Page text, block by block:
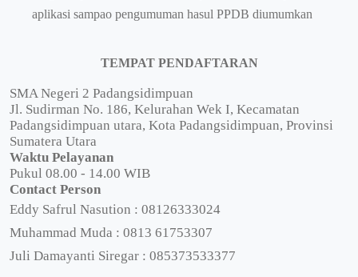
aplikasi sampao pengumuman hasul PPDB diumumkan
TEMPAT PENDAFTARAN
SMA Negeri 2 Padangsidimpuan
Jl. Sudirman No. 186, Kelurahan Wek I, Kecamatan
Padangsidimpuan utara, Kota Padangsidimpuan, Provinsi
Sumatera Utara
Waktu Pelayanan
Pukul 08.00 - 14.00 WIB
Contact Person
Eddy Safrul Nasution : 08126333024
Muhammad Muda : 0813 61753307
Juli Damayanti Siregar : 085373533377